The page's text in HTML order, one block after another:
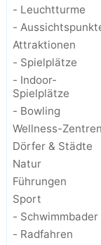
- Leuchtturme
-
Attraktionen
- Spielplätze
- Indoor-
Spielplätze
- Bowling
Wellness-Zentren
Dörfer & Städte
Natur
Führungen
Sport
- Schwimmbader
- Radfahren